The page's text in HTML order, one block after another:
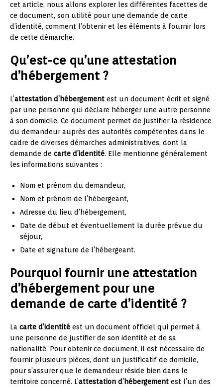
cet article, nous allons explorer les différentes facettes de
ce document, son utilité pour une demande de carte
d’identité, comment l’obtenir et les éléments à fournir lors
de cette démarche.
Qu’est-ce qu’une attestation
d’hébergement ?
L’attestation d’hébergement est un document écrit et signé
par une personne qui déclare héberger une autre personne
à son domicile. Ce document permet de justifier la résidence
du demandeur auprès des autorités compétentes dans le
cadre de diverses démarches administratives, dont la
demande de carte d’identité. Elle mentionne généralement
les informations suivantes :
Nom et prénom du demandeur,
Nom et prénom de l’hébergeant,
Adresse du lieu d’hébergement,
Date de début et éventuellement la durée prévue du
séjour,
Date et signature de l’hébergeant.
Pourquoi fournir une attestation
d’hébergement pour une
demande de carte d’identité ?
La carte d’identité est un document officiel qui permet à
une personne de justifier de son identité et de sa
nationalité. Pour obtenir ce document, il est nécessaire de
fournir plusieurs pièces, dont un justificatif de domicile,
pour s’assurer que le demandeur réside bien dans le
territoire concerné. L’attestation d’hébergement est l’un des